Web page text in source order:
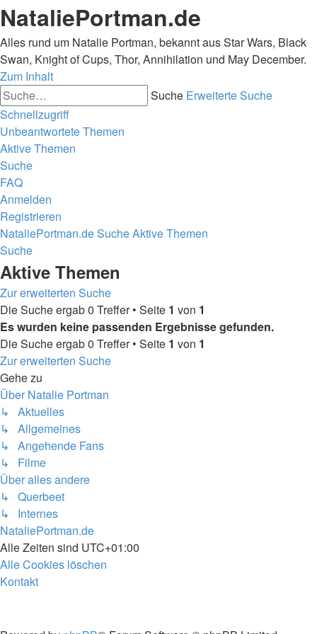
NataliePortman.de
Alles rund um Natalie Portman, bekannt aus Star Wars, Black
Swan, Knight of Cups, Thor, Annihilation und May December.
Zum Inhalt
Suche Erweiterte Suche
Schnellzugriff
Unbeantwortete Themen
Aktive Themen
Suche
FAQ
Anmelden
Registrieren
NataliePortman.deSucheAktive Themen
Suche
Aktive Themen
Zur erweiterten Suche
Die Suche ergab 0 Treffer • Seite 1 von 1
Es wurden keine passenden Ergebnisse gefunden.
Die Suche ergab 0 Treffer • Seite 1 von 1
Zur erweiterten Suche
Gehe zu
Über Natalie Portman
↳ Aktuelles
↳ Allgemeines
↳ Angehende Fans
↳ Filme
Über alles andere
↳ Querbeet
↳ Internes
NataliePortman.de
Alle Zeiten sind UTC+01:00
Alle Cookies löschen
Kontakt